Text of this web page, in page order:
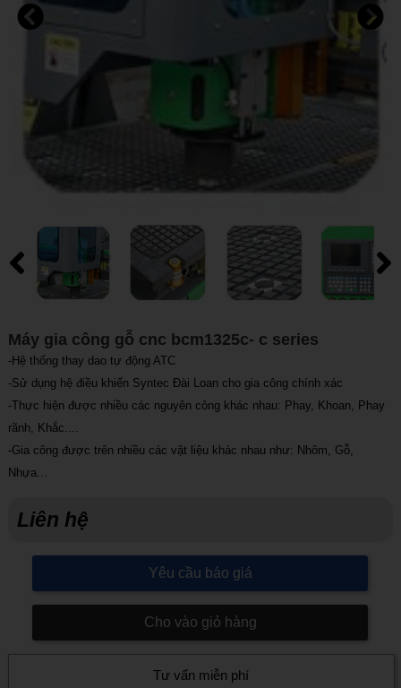
Máy gia công gỗ cnc bcm1325c- c series
-Hệ thống thay dao tự động ATC
-Sử dụng hệ điều khiển Syntec Đài Loan cho gia công chính xác
-Thực hiện được nhiều các nguyên công khác nhau: Phay, Khoan, Phay
rãnh, Khắc....
-Gia công được trên nhiều các vật liệu khác nhau như: Nhôm, Gỗ,
Nhựa...
Liên hệ
Yêu cầu báo giá
Cho vào giỏ hàng
Tư vấn miễn phí